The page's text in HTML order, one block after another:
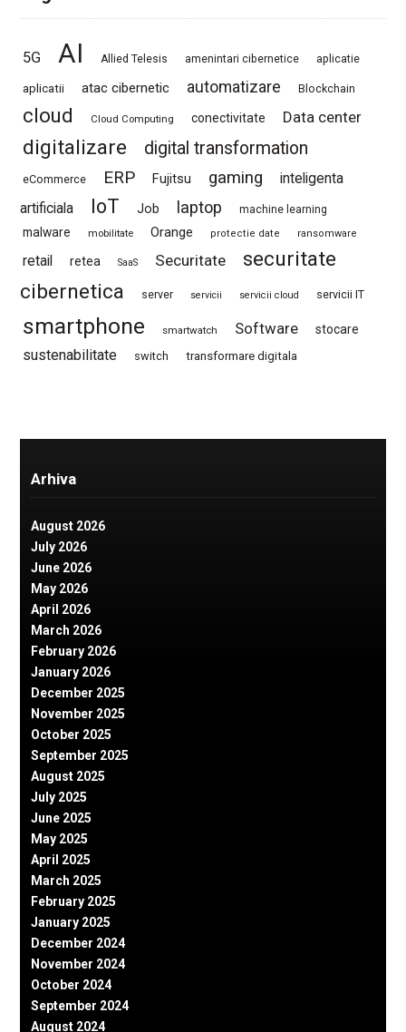
5G AI Allied Telesis amenintari cibernetice aplicatie
aplicatii atac cibernetic automatizare Blockchain
cloud Cloud Computing conectivitate Data center
digitalizare digital transformation
eCommerce ERP Fujitsu gaming
inteligenta
artificiala
IoT Job laptop machine learning
malware mobilitate Orange protectie date ransomware
retail retea SaaS Securitate
securitate
cibernetica
server servicii servicii cloud servicii IT
smartphone smartwatch Software stocare
sustenabilitate switch transformare digitala
Arhiva
August 2026
July 2026
June 2026
May 2026
April 2026
March 2026
February 2026
January 2026
December 2025
November 2025
October 2025
September 2025
August 2025
July 2025
June 2025
May 2025
April 2025
March 2025
February 2025
January 2025
December 2024
November 2024
October 2024
September 2024
August 2024